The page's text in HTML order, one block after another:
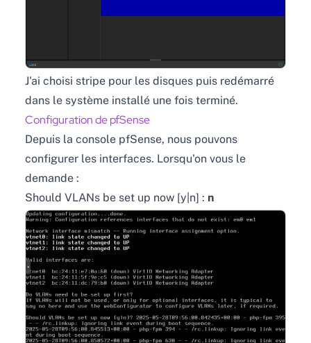
J'ai choisi stripe pour les disques puis redémarré
dans le système installé une fois terminé.
Configuration de pfSense
Depuis la console pfSense, nous pouvons
configurer les interfaces. Lorsqu'on vous le
demande :
Should VLANs be set up now [y|n] : n